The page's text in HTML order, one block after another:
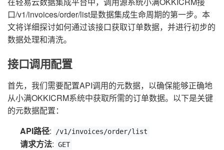
口/v1/invoices/order/list是数据集成生命周期的第一步。本
文将详细探讨如何通过该接口获取订单数据，并进行初步的
数据处理和清洗。
接口调用配置
首先，我们需要配置API调用的元数据，以确保能够正确地
从小满OKKICRM系统中获取所需的订单数据。以下是关键
的元数据配置：
API路径: /v1/invoices/order/list
请求方法: GET